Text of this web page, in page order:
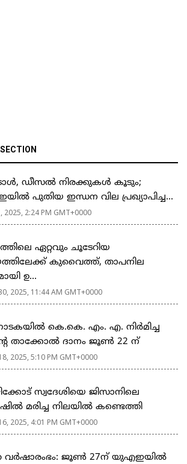
ഡീസൽ നിരക്കുകൾ കൂടും;
പുതിയ ഇന്ധന വില പ്രഖ്യാപിച്ച...
2025, 2:24 PM GMT+0000
ഏറ്റവും ചൂടേറിയ
കുവൈത്ത്, താപനില
ഉ...
2025, 11:44 AM GMT+0000
കെ.കെ. എം. എ. നിർമിച്ച
താക്കോൽ ദാനം ജൂൺ 22 ന്
2025, 5:10 PM GMT+0000
സ്വദേശിയെ ജിസാനിലെ
മരിച്ച നിലയിൽ കണ്ടെത്തി
2025, 4:01 PM GMT+0000
വര്‍ഷാരംഭം: ജൂണ്‍ 27ന് യുഎഇയില്‍